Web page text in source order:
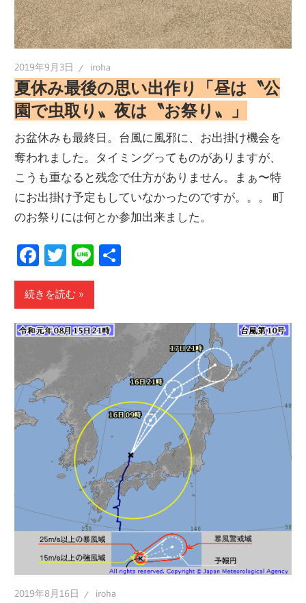
2019年9月3日 iroha
夏休み最後の思い出作り「昼は〝公
園で虫取り〟夜は〝お祭り〟」
お盆休みも最終日。台風に風邪に、お出掛け機会を
奪われました。タイミングってものがありますが、
こうも重なると残念で仕方がありません。まぁ〜特
にお出掛け予定もしていなかったのですが。。。 町
のお祭りには何とか参加出来ました。
Facebook
Twitter
Line
続きを読む
2019年8月16日 iroha